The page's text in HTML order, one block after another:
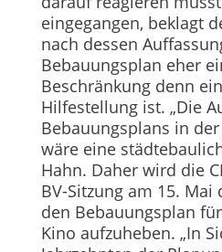
eingegangen, beklagt
nach dessen
Bebauungsplan eher
Beschränkung denn
Hilfestellung ist. „Die
Bebauungsplans in
wäre eine
Hahn. Daher wird die
BV-Sitzung am 15. Mai
den Bebauungsplan
Kino aufzuheben. „In